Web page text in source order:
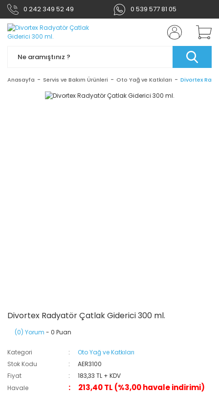
0 242 349 52 49 0 539 577 81 05
Anasayfa Servis ve Bakım Ürünleri Oto Yağ ve Katkıları Divortex
Divortex Radyatör Çatlak Giderici 300 ml.
(0) Yorum - 0 Puan
Kategori
Oto Yağ ve Katkıları
Stok Kodu
AER3100
Fiyat
183,33 TL + KDV
Havale
213,40 TL (%3,00 havale indirimi)